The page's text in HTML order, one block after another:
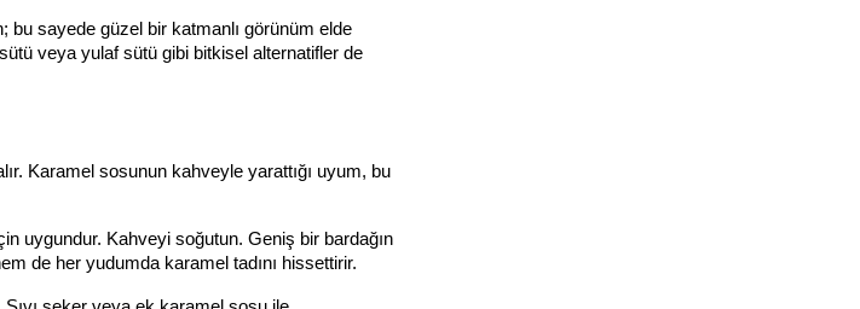
sayede güzel bir katmanlı görünüm elde
veya yulaf sütü gibi bitkisel alternatifler de
Karamel sosunun kahveyle yarattığı uyum, bu
uygundur. Kahveyi soğutun. Geniş bir bardağın
de her yudumda karamel tadını hissettirir.